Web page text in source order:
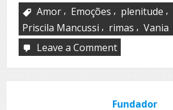
Amor , Emoções , plenitude ,
Priscila Mancussi , rimas , Vania
Leave a Commenton
Moreira
Fundador